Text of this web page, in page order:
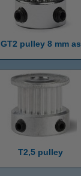
GT2 pulley 8 mm as
T2,5 pulley